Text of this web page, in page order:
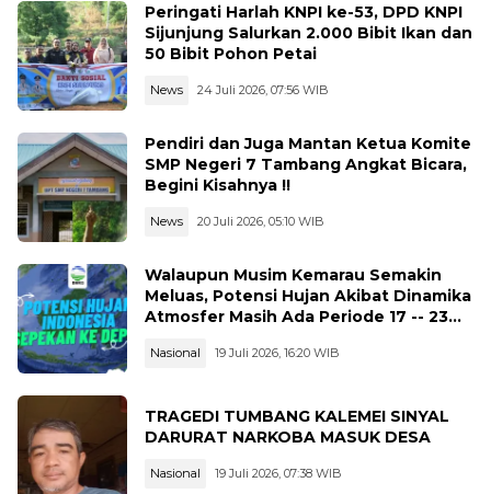
Peringati Harlah KNPI ke-53, DPD KNPI
Sijunjung Salurkan 2.000 Bibit Ikan dan
50 Bibit Pohon Petai
News 24 Juli 2026, 07:56 WIB
Pendiri dan Juga Mantan Ketua Komite
SMP Negeri 7 Tambang Angkat Bicara,
Begini Kisahnya !!
News 20 Juli 2026, 05:10 WIB
Walaupun Musim Kemarau Semakin
Meluas, Potensi Hujan Akibat Dinamika
Atmosfer Masih Ada Periode 17 -- 23
Nasional 19 Juli 2026, 16:20 WIB
TRAGEDI TUMBANG KALEMEI SINYAL
DARURAT NARKOBA MASUK DESA
Nasional 19 Juli 2026, 07:38 WIB